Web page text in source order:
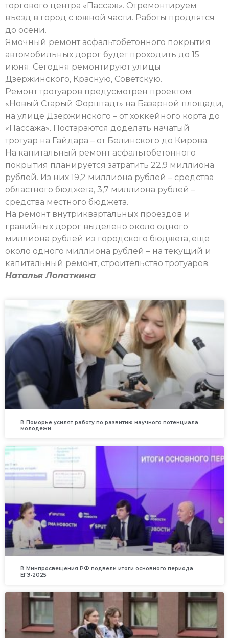
торгового центра «Пассаж». Отремонтируем
въезд в город с южной части. Работы продлятся
до осени.
Ямочный ремонт асфальтобетонного покрытия
автомобильных дорог будет проходить до 15
июня. Сегодня ремонтируют улицы
Дзержинского, Красную, Советскую.
Ремонт тротуаров предусмотрен проектом
«Новый Старый Форштадт» на Базарной площади,
на улице Дзержинского – от хоккейного корта до
«Пассажа». Постараются доделать начатый
тротуар на Гайдара – от Белинского до Кирова.
На капитальный ремонт асфальтобетонного
покрытия планируется затратить 22,9 миллиона
рублей. Из них 19,2 миллиона рублей – средства
областного бюджета, 3,7 миллиона рублей –
средства местного бюджета.
На ремонт внутриквартальных проездов и
гравийных дорог выделено около одного
миллиона рублей из городского бюджета, еще
около одного миллиона рублей – на текущий и
капитальный ремонт, строительство тротуаров.
Наталья Лопаткина
В Поморье усилят работу по развитию научного потенциала
молодежи
В Минпросвещения РФ подвели итоги основного периода
ЕГЭ‑2025